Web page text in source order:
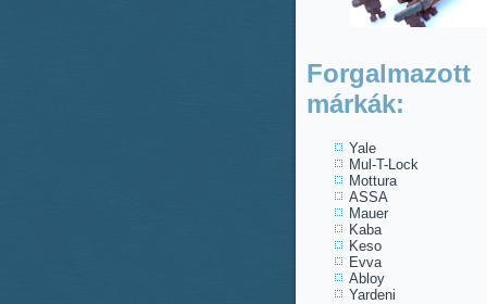
Forgalmazott
márkák:
Yale
Mul-T-Lock
Mottura
ASSA
Mauer
Kaba
Keso
Evva
Abloy
Yardeni